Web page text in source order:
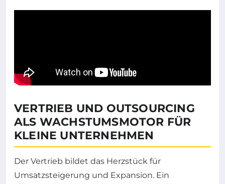
VERTRIEB UND OUTSOURCING
ALS WACHSTUMSMOTOR FÜR
KLEINE UNTERNEHMEN
Der Vertrieb bildet das Herzstück für
Umsatzsteigerung und Expansion. Ein